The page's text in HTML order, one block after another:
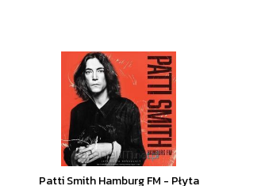
Patti Smith Hamburg FM - Płyta